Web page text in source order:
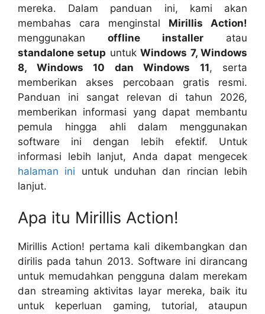
mereka. Dalam panduan ini, kami akan
membahas cara menginstal Mirillis Action!
menggunakan offline installer atau
standalone setup untukWindows 7, Windows
8, Windows 10 dan Windows 11, serta
memberikan akses percobaan gratis resmi.
Panduan ini sangat relevan di tahun 2026,
memberikan informasi yang dapat membantu
pemula hingga ahli dalam menggunakan
software ini dengan lebih efektif. Untuk
informasi lebih lanjut, Anda dapat mengecek
halaman ini untuk unduhan dan rincian lebih
lanjut.
Apa itu Mirillis Action!
Mirillis Action! pertama kali dikembangkan dan
dirilis pada tahun 2013. Software ini dirancang
untuk memudahkan pengguna dalam merekam
dan streaming aktivitas layar mereka, baik itu
untuk keperluan gaming, tutorial, ataupun